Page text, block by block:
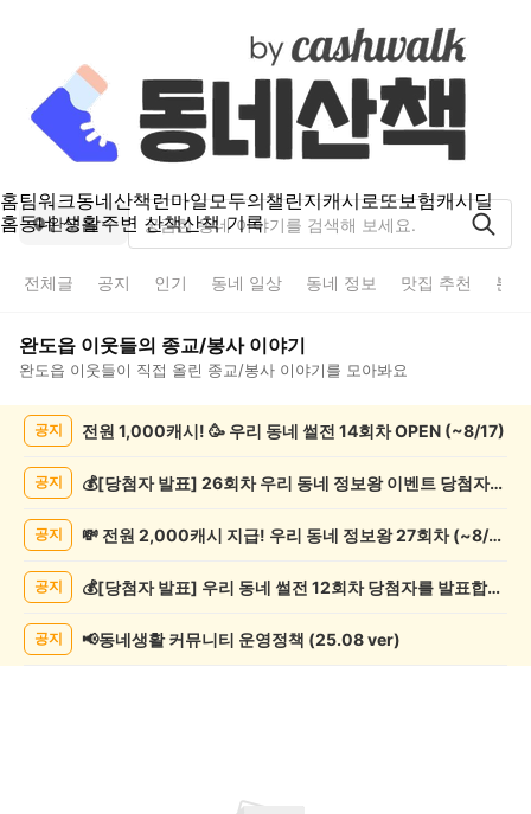
홈팀워크동네산책런마일모두의챌린지캐시로또보험캐시딜
홈동네 생활주변 산책산책 기록
완도읍
전체글 공지 인기 동네 일상 동네 정보 맛집 추천 분
완도읍 이웃들의 종교/봉사이야기
완도읍 이웃들이 직접 올린 종교/봉사 이야기를 모아봐요
록
공지 전원 1,000캐시! 🥳 우리 동네 썰전 14회차 OPEN (~8/17)
공지 💰[당첨자 발표] 26회차 우리 동네 정보왕 이벤트 당첨자를 발표합니다!
공지 💸 전원 2,000캐시 지급! 우리 동네 정보왕 27회차 (~8/10)
공지 💰[당첨자 발표] 우리 동네 썰전 12회차 당첨자를 발표합니다!
공지 📢동네생활 커뮤니티 운영정책 (25.08 ver)